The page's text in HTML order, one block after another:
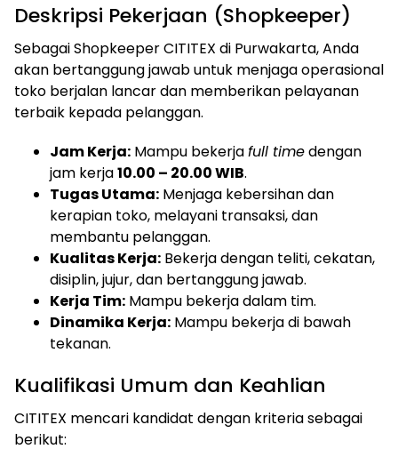
Deskripsi Pekerjaan (Shopkeeper)
Sebagai Shopkeeper CITITEX di Purwakarta, Anda
akan bertanggung jawab untuk menjaga operasional
toko berjalan lancar dan memberikan pelayanan
terbaik kepada pelanggan.
Jam Kerja: Mampu bekerjafull timedengan
jam kerja10.00 – 20.00 WIB.
Tugas Utama: Menjaga kebersihan dan
kerapian toko, melayani transaksi, dan
membantu pelanggan.
Kualitas Kerja: Bekerja dengan teliti, cekatan,
disiplin, jujur, dan bertanggung jawab.
Kerja Tim: Mampu bekerja dalam tim.
Dinamika Kerja: Mampu bekerja di bawah
tekanan.
Kualifikasi Umum dan Keahlian
CITITEX mencari kandidat dengan kriteria sebagai
berikut: